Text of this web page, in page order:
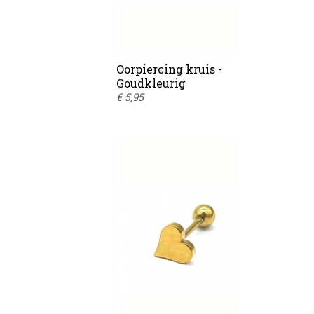
Oorpiercing kruis -
Goudkleurig
€ 5,95